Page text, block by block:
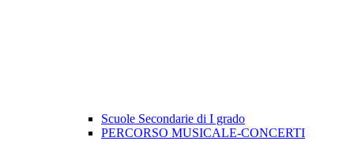
Scuole Secondarie di I grado
PERCORSO MUSICALE-CONCERTI